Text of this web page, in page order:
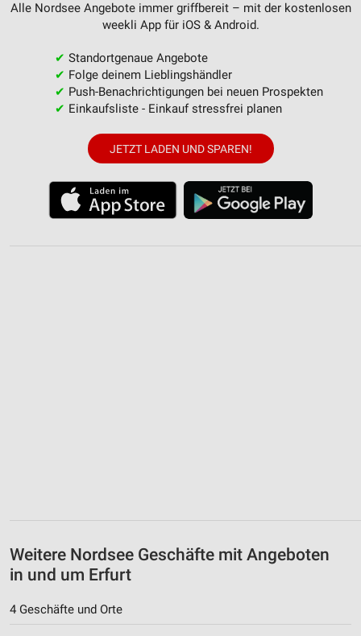
Alle Nordsee Angebote immer griffbereit – mit der kostenlosen
weekli App für iOS & Android.
✔ Standortgenaue Angebote
✔ Folge deinem Lieblingshändler
✔ Push-Benachrichtigungen bei neuen Prospekten
✔ Einkaufsliste - Einkauf stressfrei planen
JETZT LADEN UND SPAREN!
Weitere Nordsee Geschäfte mit Angeboten
in und um Erfurt
4 Geschäfte und Orte